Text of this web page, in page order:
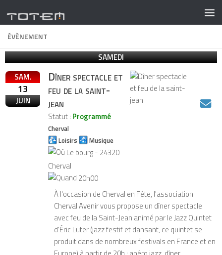
ÉVÈNEMENT
SAMEDI
SAM.
13
JUIN
Dîner spectacle et
feu de la saint-
jean
Statut : Programmé
Cherval
Loisirs
Musique
Le bourg - 24320
Cherval
20h00
À l'occasion de Cherval en Fête, l'association
Cherval Avenir vous propose un dîner spectacle
avec feu de la Saint-Jean animé par le Jazz Quintet
d'Éric Luter (jazz festif et dansant, ce quintet se
produit dans de nombreux festivals en France et en